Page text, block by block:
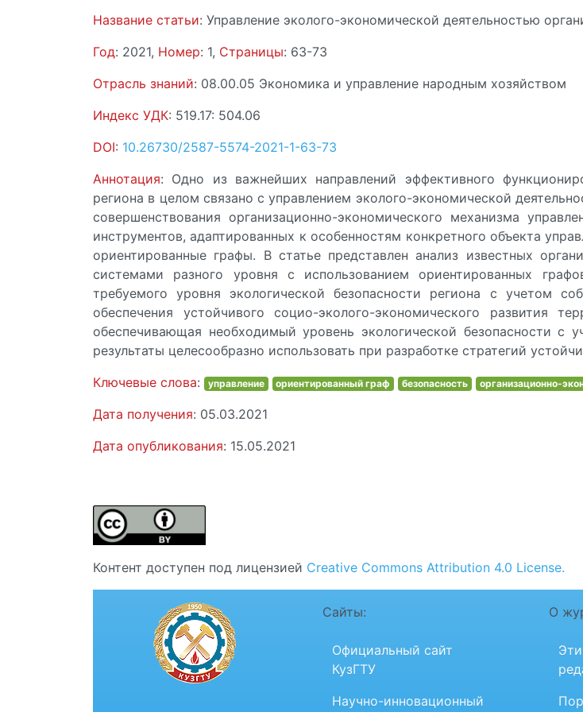
Название статьи: Управление эколого-экономической деятельностью
Год: 2021, Номер: 1, Страницы: 63-73
Отрасль знаний: 08.00.05 Экономика и управление народным хозяйством
Индекс УДК: 519.17: 504.06
DOI: 10.26730/2587-5574-2021-1-63-73
Аннотация: Одно из важнейших направлений эффективного
региона в целом связано с управлением эколого-экономической
совершенствования организационно-экономического механизма
инструментов, адаптированных к особенностям конкретного объекта
ориентированные графы. В статье представлен анализ известных
системами разного уровня с использованием ориентированных
требуемого уровня экологической безопасности региона с учетом
обеспечения устойчивого социо-эколого-экономического развития
обеспечивающая необходимый уровень экологической безопасности
результаты целесообразно использовать при разработке стратегий
Ключевые слова: управление ориентированный граф безопасность организационно-
Дата получения: 05.03.2021
Дата опубликования: 15.05.2021
Контент доступен под лицензией Creative Commons Attribution 4.0 License.
Сайты:
Официальный сайт
КузГТУ
Научно-инновационный
О